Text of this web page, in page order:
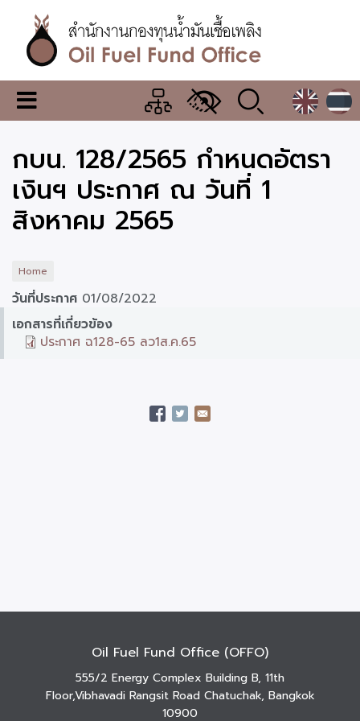
content
สำนักงาน
กองทุน
น้ำมัน
เชื้อ
เพลิง
เมนู
เปลี่ยน
แสดง
ผล
กบน. 128/2565 กำหนดอัตรา
เงินฯ ประกาศ ณ วันที่ 1
สิงหาคม 2565
Home
วันที่ประกาศ 01/08/2022
เอกสารที่เกี่ยวข้อง
ประกาศ ฉ128-65 ลว1ส.ค.65
Oil Fuel Fund Office (OFFO)
555/2 Energy Complex Building B, 11th
Floor,Vibhavadi Rangsit Road Chatuchak, Bangkok
10900